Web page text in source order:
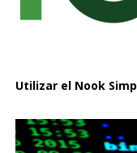
Utilizar el Nook